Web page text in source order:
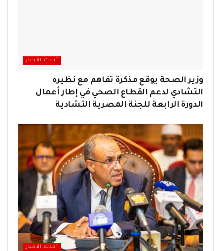
أحدث الاخبار
وزير الصحة يوقع مذكرة تفاهم مع نظيره
التشادي لدعم القطاع الصحي في إطار أعمال
الدورة الرابعة للجنة المصرية التشادية
أحدث الاخبار